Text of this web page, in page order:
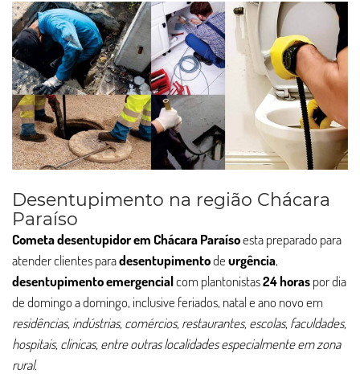
Desentupimento na região Chácara
Paraíso
Cometa desentupidor em Chácara Paraísoesta preparado para
atender clientes paradesentupimentodeurgência,
desentupimentoemergencialcom plantonistas24 horaspor dia
de domingo a domingo, inclusive feriados, natal e ano novo em
residências, indústrias, comércios, restaurantes, escolas, faculdades,
hospitais, clinicas, entre outras localidades especialmente em zona
rural.